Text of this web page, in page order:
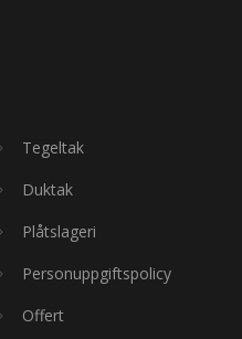
Tegeltak
Duktak
Plåtslageri
Personuppgiftspolicy
Offert